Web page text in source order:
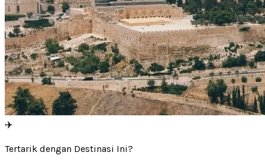
✈️
Tertarik dengan Destinasi Ini?